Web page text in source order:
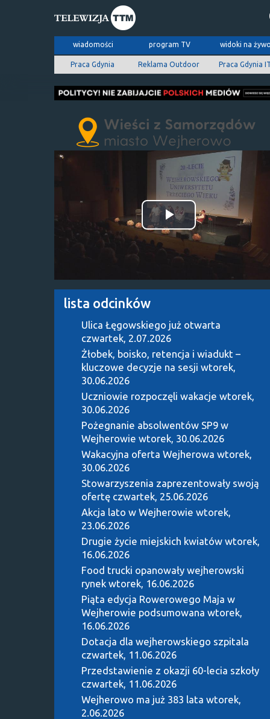
wiadomości program TV widoki na
Praca Gdynia Reklama Outdoor Praca Gdynia
Odtwórz
wideo
lista odcinków
Ulica Łęgowskiego już otwarta
czwartek, 2.07.2026
Żłobek, boisko, retencja i wiadukt –
kluczowe decyzje na sesji wtorek,
30.06.2026
Uczniowie rozpoczęli wakacje wtorek,
30.06.2026
Pożegnanie absolwentów SP9 w
Wejherowie wtorek, 30.06.2026
Wakacyjna oferta Wejherowa wtorek,
30.06.2026
Stowarzyszenia zaprezentowały swoją
ofertę czwartek, 25.06.2026
Akcja lato w Wejherowie wtorek,
23.06.2026
Drugie życie miejskich kwiatów wtorek,
16.06.2026
Food trucki opanowały wejherowski
rynek wtorek, 16.06.2026
Piąta edycja Rowerowego Maja w
Wejherowie podsumowana wtorek,
16.06.2026
Dotacja dla wejherowskiego szpitala
czwartek, 11.06.2026
Przedstawienie z okazji 60-lecia szkoły
czwartek, 11.06.2026
Wejherowo ma już 383 lata wtorek,
2.06.2026